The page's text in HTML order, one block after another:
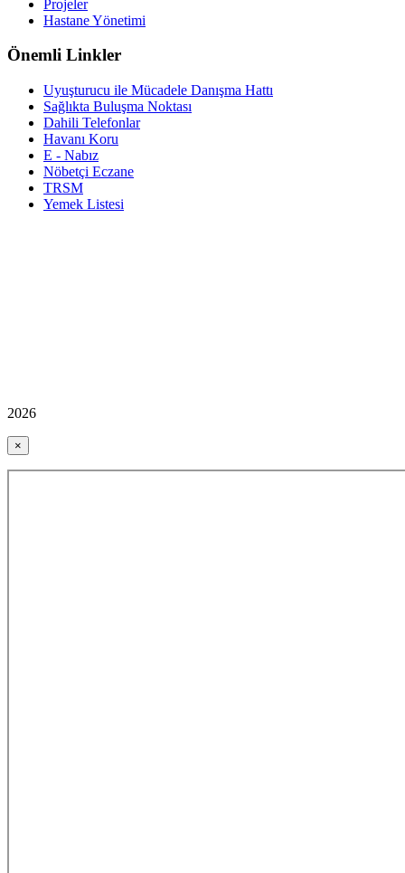
Projeler
Hastane Yönetimi
Önemli Linkler
Uyuşturucu ile Mücadele Danışma Hattı
Sağlıkta Buluşma Noktası
Dahili Telefonlar
Havanı Koru
E - Nabız
Nöbetçi Eczane
TRSM
Yemek Listesi
2026
×